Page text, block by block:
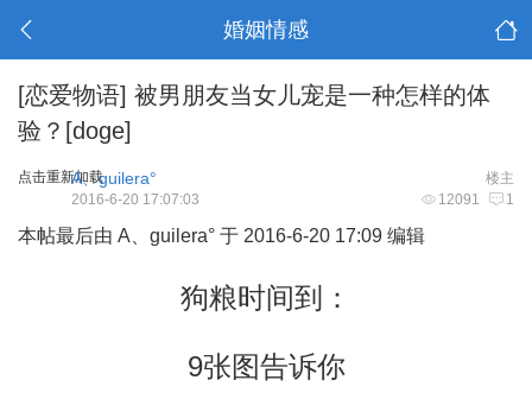
婚姻情感
[恋爱物语] 被男朋友当女儿宠是一种怎样的体
验？[doge]
点击重新加载 楼主
A、guilera°
12091 1
2016-6-20 17:07:03
本帖最后由 A、guilera° 于 2016-6-20 17:09 编辑
狗粮时间到：
9张图告诉你